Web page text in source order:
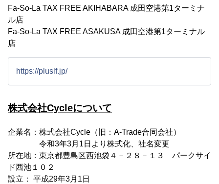
Fa-So-La TAX FREE AKIHABARA 成田空港第1ターミナ
ル店
Fa-So-La TAX FREE ASAKUSA 成田空港第1ターミナル
店
https://pluslf.jp/
株式会社Cycleについて
企業名：株式会社Cycle（旧：A-Trade合同会社）
令和3年3月1日より株式化、社名変更
所在地：東京都豊島区西池袋４－２８－１３ パークサイ
ド西池１０２
設立： 平成29年3月1日